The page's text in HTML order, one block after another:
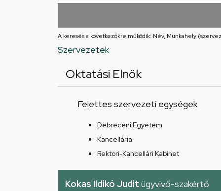
feladatellátási
A keresés a következőkre működik: Név, Munkahely
Szervezetek
Oktatási Elnök
Felettes szervezeti egységek
Debreceni Egyetem
Kancellária
Rektori-Kancellári Kabinet
Kokas Ildikó Judit ügyvivő-szakértő